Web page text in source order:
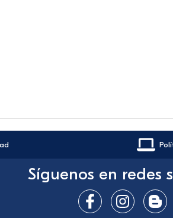
Síguenos en redes